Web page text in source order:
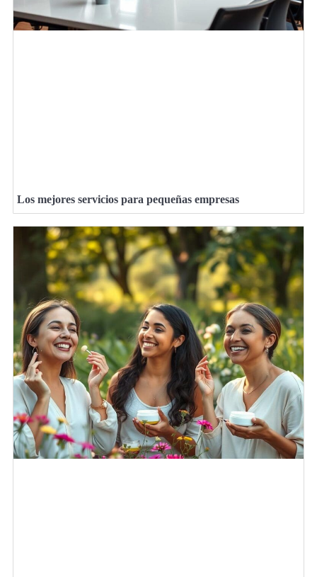
Los mejores servicios para pequeñas empresas